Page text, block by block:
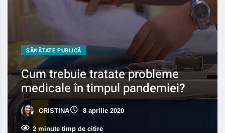
SĂNĂTATE PUBLICĂ
Cum trebuie tratate probleme
medicale în timpul pandemiei?
CRISTINA 8 aprilie 2020
2 minute timp de citire